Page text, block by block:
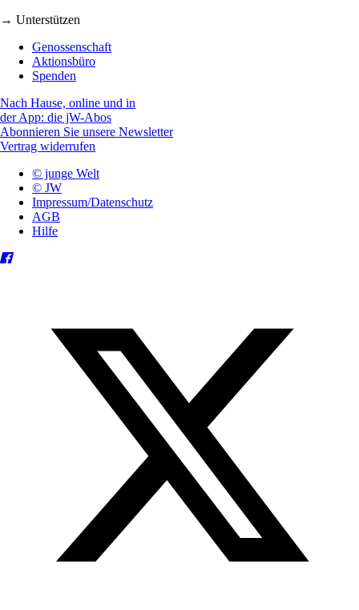
→ Unterstützen
Genossenschaft
Aktionsbüro
Spenden
Nach Hause, online und in
der App: die jW-Abos
Abonnieren Sie unsere Newsletter
Vertrag widerrufen
© junge Welt
© JW
Impressum/Datenschutz
AGB
Hilfe